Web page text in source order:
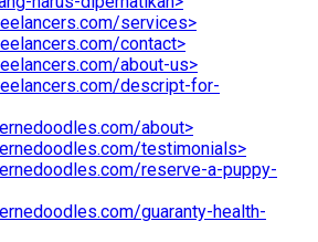
services>
contact>
about-us>
descript-for-
about>
testimonials>
reserve-a-puppy-
guaranty-health-